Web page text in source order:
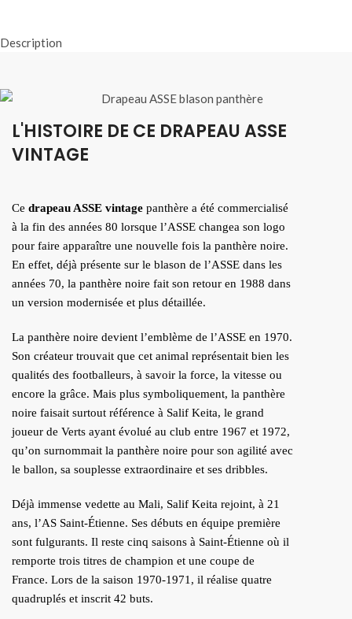
Description
L'HISTOIRE DE CE DRAPEAU ASSE
VINTAGE
Ce drapeau ASSE vintage panthère a été commercialisé
à la fin des années 80 lorsque l’ASSE changea son logo
pour faire apparaître une nouvelle fois la panthère noire.
En effet, déjà présente sur le blason de l’ASSE dans les
années 70, la panthère noire fait son retour en 1988 dans
un version modernisée et plus détaillée.
La panthère noire devient l’emblème de l’ASSE en 1970.
Son créateur trouvait que cet animal représentait bien les
qualités des footballeurs, à savoir la force, la vitesse ou
encore la grâce. Mais plus symboliquement, la panthère
noire faisait surtout référence à Salif Keita, le grand
joueur de Verts ayant évolué au club entre 1967 et 1972,
qu’on surnommait la panthère noire pour son agilité avec
le ballon, sa souplesse extraordinaire et ses dribbles.
Déjà immense vedette au Mali, Salif Keita rejoint, à 21
ans, l’AS Saint-Étienne. Ses débuts en équipe première
sont fulgurants. Il reste cinq saisons à Saint-Étienne où il
remporte trois titres de champion et une coupe de
France. Lors de la saison 1970-1971, il réalise quatre
quadruplés et inscrit 42 buts.